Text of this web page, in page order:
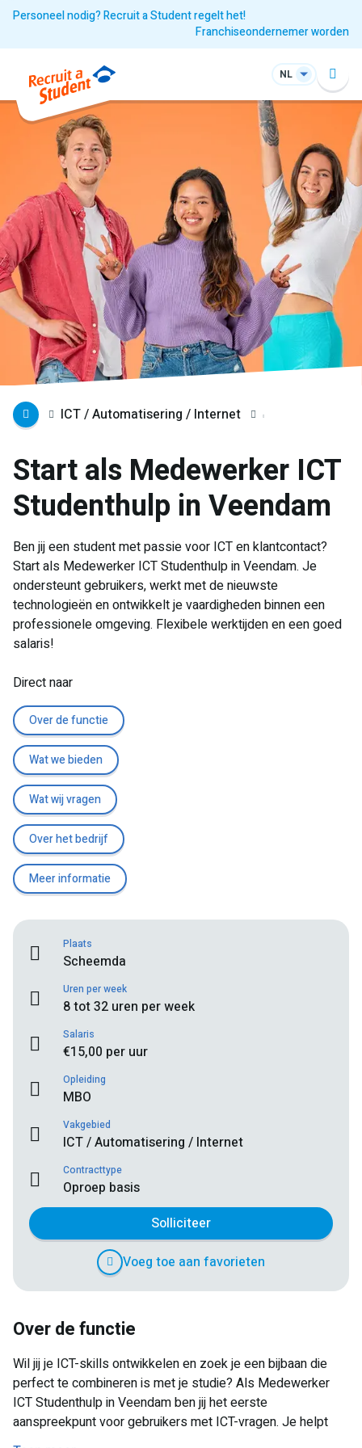
Personeel nodig? Recruit a Student regelt het!
Franchiseondernemer worden
NL
ICT / Automatisering / Internet
Start als Medewerker ICT
Studenthulp in Veendam
Ben jij een student met passie voor ICT en klantcontact?
Start als Medewerker ICT Studenthulp in Veendam. Je
ondersteunt gebruikers, werkt met de nieuwste
technologieën en ontwikkelt je vaardigheden binnen een
professionele omgeving. Flexibele werktijden en een goed
salaris!
Direct naar
Over de functie
Wat we bieden
Wat wij vragen
Over het bedrijf
Meer informatie
Plaats
Scheemda
Uren per week
8 tot 32 uren per week
Salaris
€15,00 per uur
Opleiding
MBO
Vakgebied
ICT / Automatisering / Internet
Contracttype
Oproep basis
Solliciteer
Voeg toe aan favorieten
Over de functie
Wil jij je ICT-skills ontwikkelen en zoek je een bijbaan die
perfect te combineren is met je studie? Als Medewerker
ICT Studenthulp in Veendam ben jij het eerste
aanspreekpunt voor gebruikers met ICT-vragen. Je helpt
collega’s met technische issues en zorgt ervoor dat